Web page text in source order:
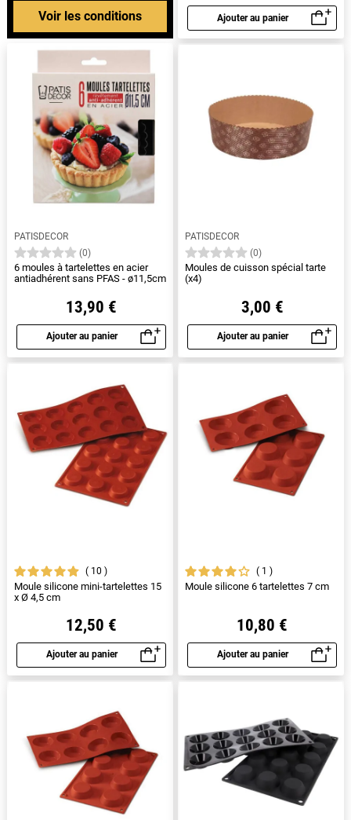
Voir les conditions Ajouter au panier
Aperçu rapide
PATISDECOR
(0)
6 moules à tartelettes en acier
antiadhérent sans PFAS - ø11,5cm
13,90 €
Ajouter au panier
Aperçu rapide
PATISDECOR
(0)
Moules de cuisson spécial tarte
(x4)
3,00 €
Ajouter au panier
Aperçu rapide
10
Moule silicone mini-tartelettes 15
x Ø 4,5 cm
12,50 €
Ajouter au panier
Aperçu rapide
1
Moule silicone 6 tartelettes 7 cm
10,80 €
Ajouter au panier
Aperçu rapide